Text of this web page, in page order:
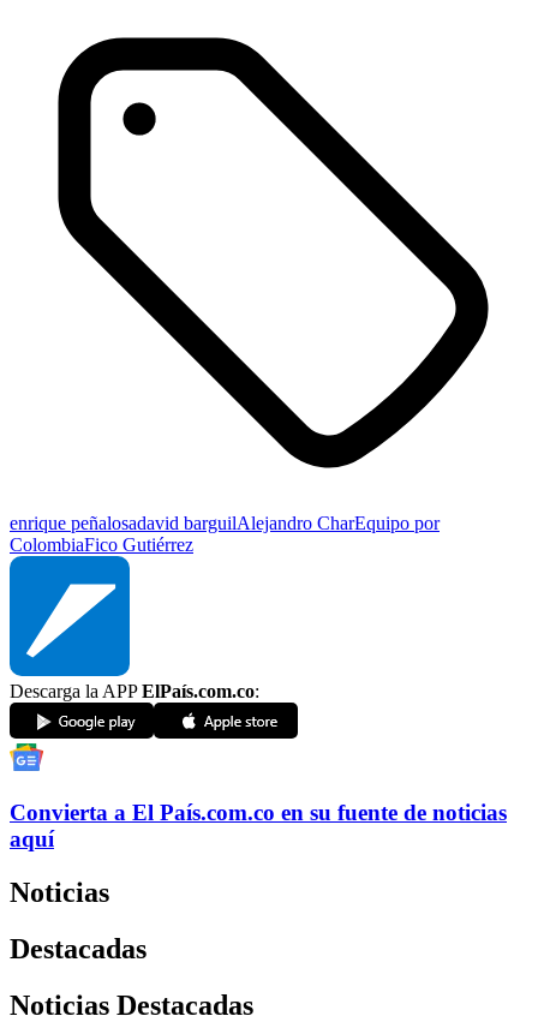
enrique peñalosadavid barguilAlejandro CharEquipo por
ColombiaFico Gutiérrez
Descarga la APPElPaís.com.co:
Convierta a El País.com.co en su fuente de noticias
aquí
Noticias
Destacadas
Noticias Destacadas